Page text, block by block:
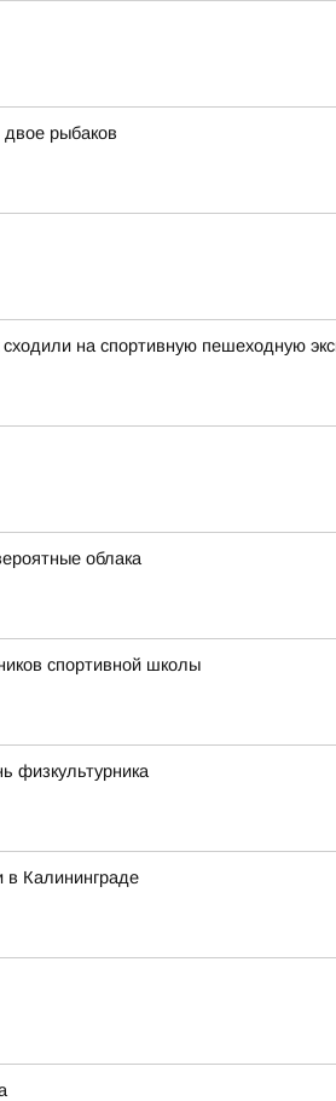
двое рыбаков
на спортивную пешеходную
облака
спортивной школы
физкультурника
в Калининграде